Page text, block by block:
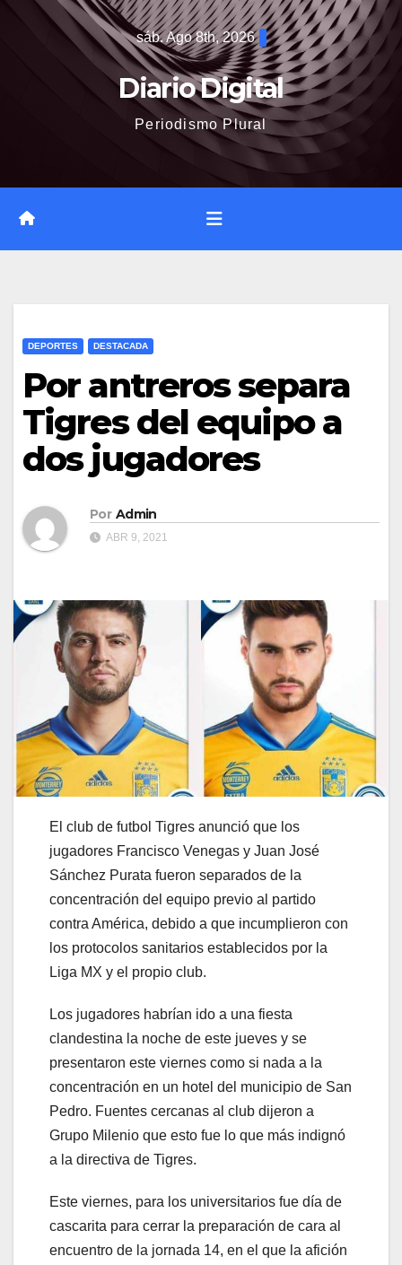
sáb. Ago 8th, 2026
Diario Digital
Periodismo Plural
DEPORTES DESTACADA
Por antreros separa
Tigres del equipo a
dos jugadores
Por Admin
ABR 9, 2021
El club de futbol Tigres anunció que los
jugadores Francisco Venegas y Juan José
Sánchez Purata fueron separados de la
concentración del equipo previo al partido
contra América, debido a que incumplieron con
los protocolos sanitarios establecidos por la
Liga MX y el propio club.
Los jugadores habrían ido a una fiesta
clandestina la noche de este jueves y se
presentaron este viernes como si nada a la
concentración en un hotel del municipio de San
Pedro. Fuentes cercanas al club dijeron a
Grupo Milenio que esto fue lo que más indignó
a la directiva de Tigres.
Este viernes, para los universitarios fue día de
cascarita para cerrar la preparación de cara al
encuentro de la jornada 14, en el que la afición